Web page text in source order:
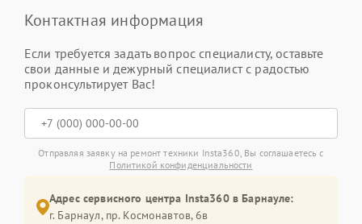
Контактная информация
Если требуется задать вопрос специалисту, оставьте
свои данные и дежурный специалист с радостью
проконсультирует Вас!
Отправляя заявку на ремонт техники Insta360, Вы соглашаетесь с
Политикой конфиденциальности
Адрес сервисного центра Insta360 в Барнауле:
г. Барнаул, ​пр. Космонавтов, 6в